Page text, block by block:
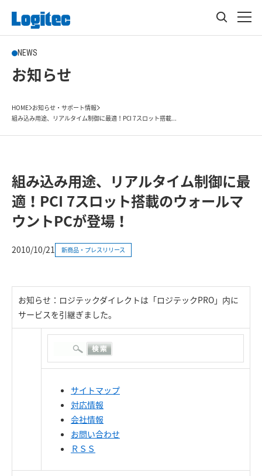
NEWS
お知らせ
HOME お知らせ・サポート情報
組み込み用途、リアルタイム制御に最適！PCI 7スロット搭載...
組み込み用途、リアルタイム制御に最
適！PCI 7スロット搭載のウォールマ
ウントPCが登場！
2010/10/21 新商品・プレスリリース
お知らせ：ロジテックダイレクトは「ロジテックPRO」内に
サービスを引継ぎました。
サイトマップ
対応情報
会社情報
お問い合わせ
ＲＳＳ